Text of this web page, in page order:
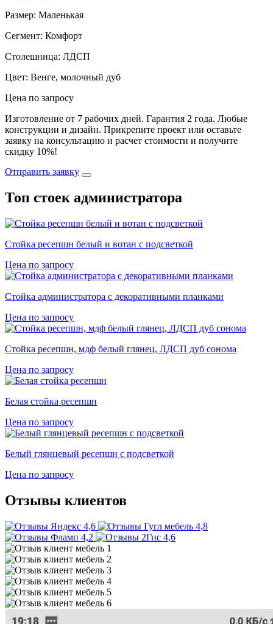
Размер: Маленькая
Сегмент: Комфорт
Столешница: ЛДСП
Цвет: Венге, молочный дуб
Цена по запросу
Изготовление от 7 рабочих дней. Гарантия 2 года. Любые
конструкции и дизайн. Прикрепите проект или оставьте
заявку на консультацию и расчет стоимости и получите
скидку 10%!
Отправить заявку
Топ стоек администратора
Стойка ресепшн белый и вотан с подсветкой
Цена по запросу
Стойка администратора с декоративными планками
Цена по запросу
Cтойка ресепшн, мдф белый глянец, ЛДСП дуб сонома
Цена по запросу
Белая стойка ресепшн
Цена по запросу
Белый глянцевый ресепшн с подсветкой
Цена по запросу
Отзывы клиентов
4,6
4,8
4,2
4,6